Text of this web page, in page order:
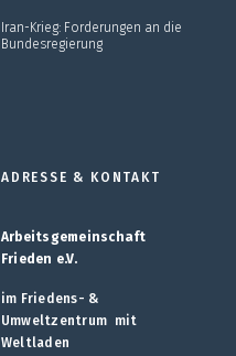
Iran-Krieg: Forderungen an die
Bundesregierung
ADRESSE & KONTAKT
Arbeitsgemeinschaft
Frieden e.V.
im Friedens- &
Umweltzentrum mit
Weltladen